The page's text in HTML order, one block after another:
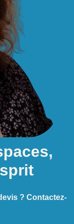
? Contactez-